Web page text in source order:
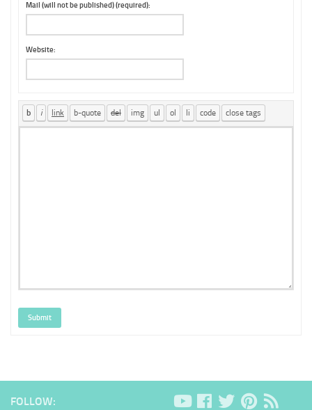
Mail (will not be published) (required):
Website:
Submit
FOLLOW: